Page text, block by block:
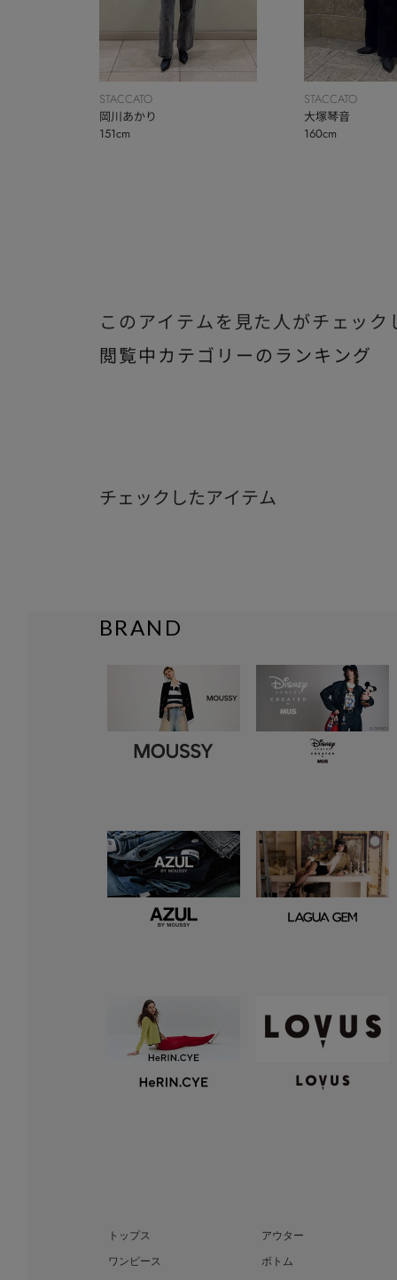
STACCATO
岡川あかり
151cm
STACCATO
大塚琴音
160cm
このアイテムを見た人がチェック
閲覧中カテゴリーのランキング
チェックしたアイテム
BRAND
トップス
アウター
ワンピース
ボトム